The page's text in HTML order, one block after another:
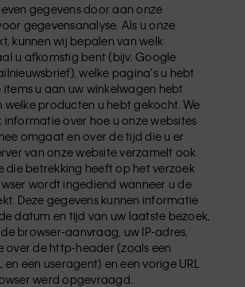
gegevens door aan onze
gegevensanalyse. Als u onze
kunnen wij bepalen van welk
u afkomstig bent (bijv. Google
welke pagina’s u hebt
items u aan uw winkelwagen hebt
producten u hebt gekocht. We
over hoe u onze websites
omgaat en over de tijd die u er
van onze website verzamelt ook
die betrekking heeft op het verzoek
wordt ingediend wanneer u de
Deze gegevens kunnen informatie
datum en tijd van uw laatste bezoek,
browser-aanvraag, uw IP-adres,
over de http-header (zoals een
en een useragent) en een vorige URL
werd opgevraagd.